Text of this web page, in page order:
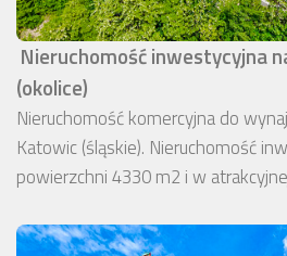
Nieruchomość inwestycyjna
(okolice)
Nieruchomość komercyjna do
Katowic (śląskie). Nieruchomość
powierzchni 4330 m2 i w